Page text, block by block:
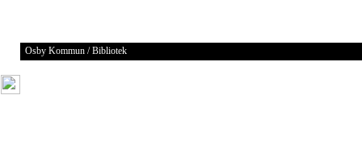
Osby Kommun / Bibliotek